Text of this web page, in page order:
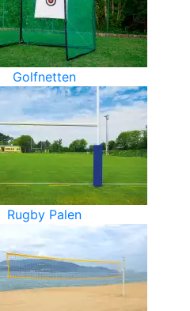
Golfnetten
Rugby Palen